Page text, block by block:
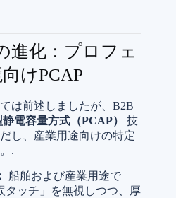
進化：プロフェ
けPCAP
は前述しましたが、B2B
電容量方式（PCAP）
技
し、産業用途向けの特定
.
船舶および産業用途で
タッチ」を無視しつつ、厚